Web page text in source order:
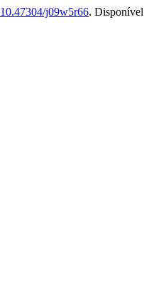
10.47304/j09w5r66. Disponível